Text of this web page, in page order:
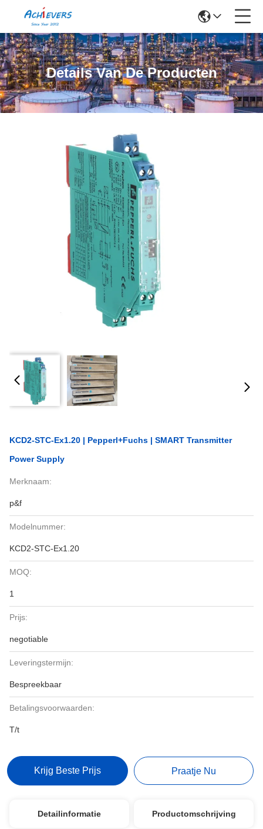
Details Van De Producten
KCD2-STC-Ex1.20 | Pepperl+Fuchs | SMART Transmitter
Power Supply
Merknaam:
p&f
Modelnummer:
KCD2-STC-Ex1.20
MOQ:
1
Prijs:
negotiable
Leveringstermijn:
Bespreekbaar
Betalingsvoorwaarden:
T/t
Krijg Beste Prijs Praatje Nu
Detailinformatie Productomschrijving